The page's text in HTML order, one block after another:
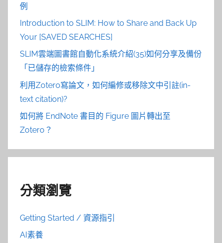
例
Introduction to SLIM: How to Share and Back Up
Your [SAVED SEARCHES]
SLIM雲端圖書館自動化系統介紹(35)如何分享及備份
「已儲存的檢索條件」
利用Zotero寫論文，如何編修或移除文中引註(in-
text citation)?
如何將 EndNote 書目的 Figure 圖片轉出至
Zotero？
分類瀏覽
Getting Started / 資源指引
AI素養